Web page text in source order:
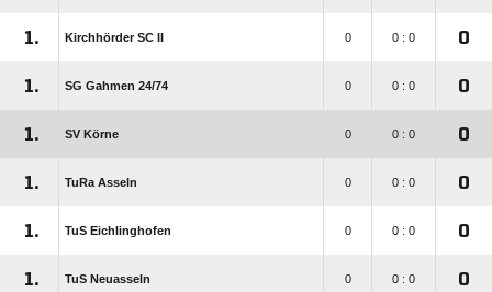
1. Kirchhörder SC II 0 0 : 0 0
1. SG Gahmen 24/​74 0 0 : 0 0
1. SV Körne 0 0 : 0 0
1. TuRa Asseln 0 0 : 0 0
1. TuS Eichlinghofen 0 0 : 0 0
1. TuS Neuasseln 0 0 : 0 0